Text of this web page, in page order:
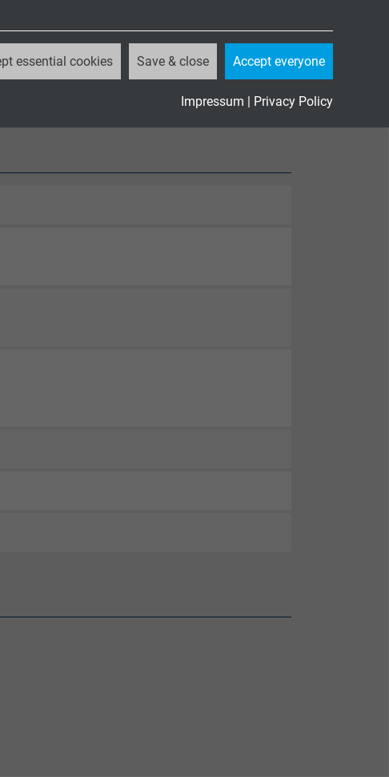
essential cookies Save & close Accept everyone
Impressum | Privacy Policy